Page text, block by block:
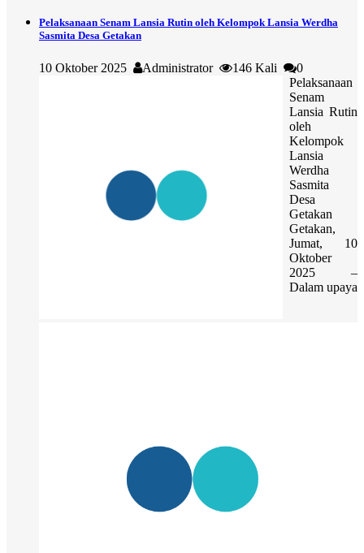
Pelaksanaan Senam Lansia Rutin oleh Kelompok Lansia Werdha
Sasmita Desa Getakan
10 Oktober 2025 Administrator 146 Kali
0
Pelaksanaan
Senam
Lansia Rutin
oleh
Kelompok
Lansia
Werdha
Sasmita
Desa
Getakan
Getakan,
Jumat, 10
Oktober
2025 –
Dalam upaya